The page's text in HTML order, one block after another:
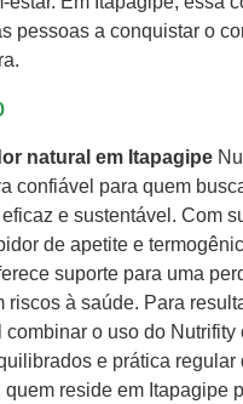
pessoas a conquistar o
natural em Itapagipe
confiável para quem
e sustentável. Com
de apetite e
suporte para uma
riscos à saúde. Para
combinar o uso do Nutrifity
e prática regular
quem reside em Itapagipe